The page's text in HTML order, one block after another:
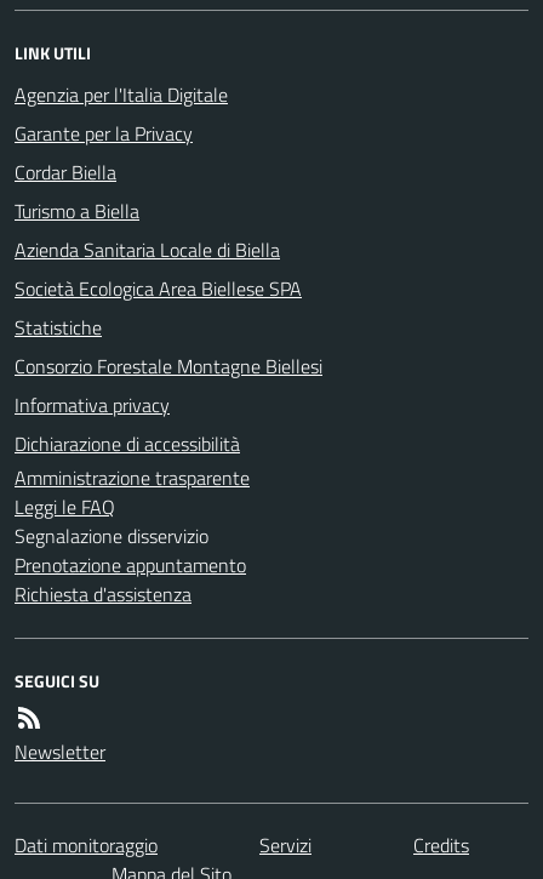
LINK UTILI
Agenzia per l'Italia Digitale
Garante per la Privacy
Cordar Biella
Turismo a Biella
Azienda Sanitaria Locale di Biella
Società Ecologica Area Biellese SPA
Statistiche
Consorzio Forestale Montagne Biellesi
Informativa privacy
Dichiarazione di accessibilità
Amministrazione trasparente
Leggi le FAQ
Segnalazione disservizio
Prenotazione appuntamento
Richiesta d'assistenza
SEGUICI SU
Newsletter
Dati monitoraggio Servizi
Credits